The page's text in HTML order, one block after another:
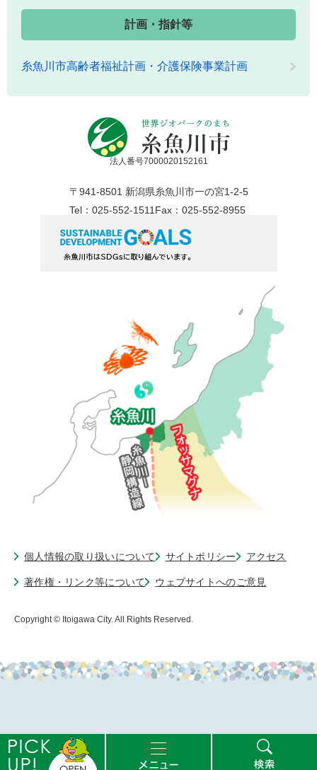
計画・指針等
糸魚川市高齢者福祉計画・介護保険事業計画
法人番号7000020152161
〒941-8501 新潟県糸魚川市一の宮1-2-5
Tel：025-552-1511Fax：025-552-8955
個人情報の取り扱いについて サイトポリシー アクセス
著作権・リンク等について ウェブサイトへのご意見
Copyright © Itoigawa City. All Rights Reserved.